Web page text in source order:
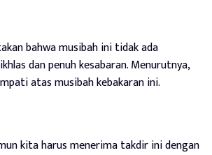
bahwa musibah ini tidak ada
dan penuh kesabaran. Menurutnya,
atas musibah kebakaran ini.
kita harus menerima takdir ini dengan